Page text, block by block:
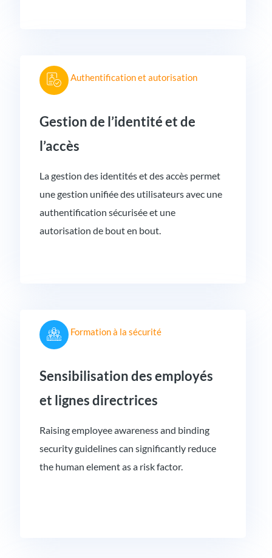
Authentification et autorisation
Gestion de l’identité et de
l’accès
La gestion des identités et des accès permet
une gestion unifiée des utilisateurs avec une
authentification sécurisée et une
autorisation de bout en bout.
Formation à la sécurité
Sensibilisation des employés
et lignes directrices
Raising employee awareness and binding
security guidelines can significantly reduce
the human element as a risk factor.